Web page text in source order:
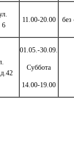
6
11.00-20.00 без
01.05.-30.09.
Суббота
14.00-19.00